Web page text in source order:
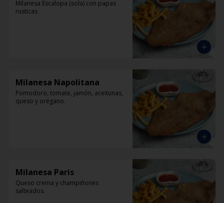
Milanesa Escalopa (sola) con papas
rusticas
Milanesa Napolitana
Pomodoro, tomate, jamón, aceitunas,
queso y orégano.
Milanesa Paris
Queso crema y champiñones
salteados.